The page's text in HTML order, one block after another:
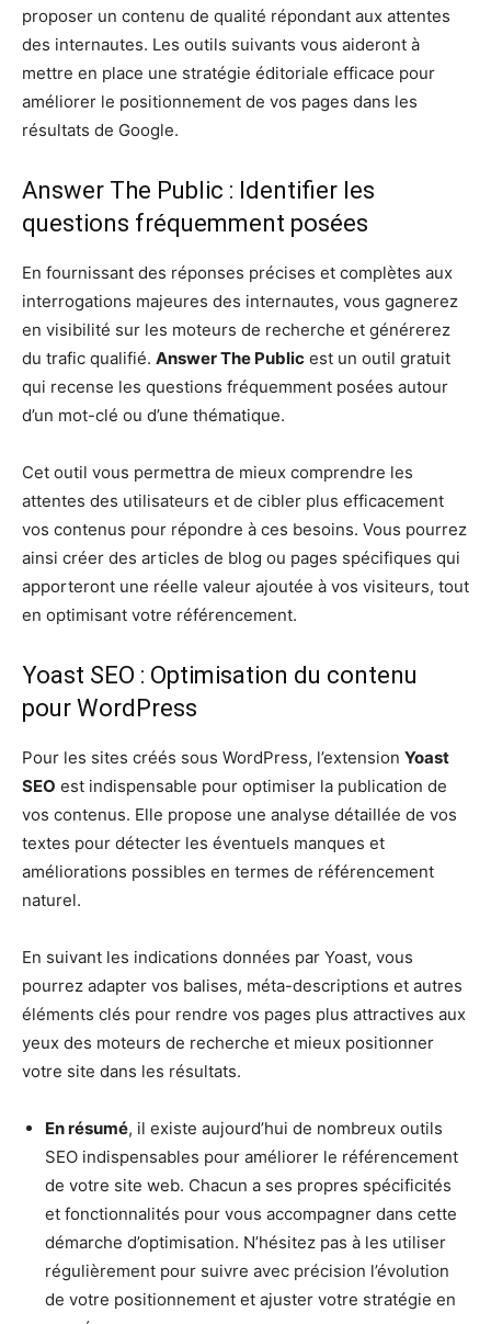
proposer un contenu de qualité répondant aux attentes
des internautes. Les outils suivants vous aideront à
mettre en place une stratégie éditoriale efficace pour
améliorer le positionnement de vos pages dans les
résultats de Google.
Answer The Public : Identifier les
questions fréquemment posées
En fournissant des réponses précises et complètes aux
interrogations majeures des internautes, vous gagnerez
en visibilité sur les moteurs de recherche et générerez
du trafic qualifié. Answer The Public est un outil gratuit
qui recense les questions fréquemment posées autour
d’un mot-clé ou d’une thématique.
Cet outil vous permettra de mieux comprendre les
attentes des utilisateurs et de cibler plus efficacement
vos contenus pour répondre à ces besoins. Vous pourrez
ainsi créer des articles de blog ou pages spécifiques qui
apporteront une réelle valeur ajoutée à vos visiteurs, tout
en optimisant votre référencement.
Yoast SEO : Optimisation du contenu
pour WordPress
Pour les sites créés sous WordPress, l’extension Yoast
SEO est indispensable pour optimiser la publication de
vos contenus. Elle propose une analyse détaillée de vos
textes pour détecter les éventuels manques et
améliorations possibles en termes de référencement
naturel.
En suivant les indications données par Yoast, vous
pourrez adapter vos balises, méta-descriptions et autres
éléments clés pour rendre vos pages plus attractives aux
yeux des moteurs de recherche et mieux positionner
votre site dans les résultats.
En résumé, il existe aujourd’hui de nombreux outils
SEO indispensables pour améliorer le référencement
de votre site web. Chacun a ses propres spécificités
et fonctionnalités pour vous accompagner dans cette
démarche d’optimisation. N’hésitez pas à les utiliser
régulièrement pour suivre avec précision l’évolution
de votre positionnement et ajuster votre stratégie en